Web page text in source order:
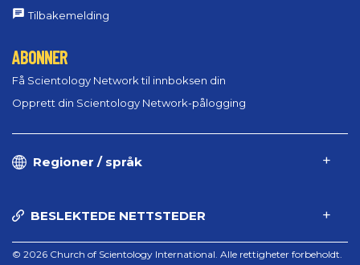
Tilbakemelding
ABONNER
Få Scientology Network til innboksen din
Opprett din Scientology Network-pålogging
Regioner / språk
BESLEKTEDE NETTSTEDER
© 2026 Church of Scientology International. Alle rettigheter forbeholdt.